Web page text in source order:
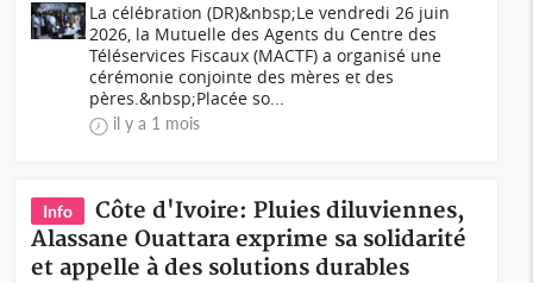
La célébration (DR)&nbsp;Le vendredi 26 juin
2026, la Mutuelle des Agents du Centre des
Téléservices Fiscaux (MACTF) a organisé une
cérémonie conjointe des mères et des
pères.&nbsp;Placée so...
il y a 1 mois
Info
Côte d'Ivoire: Pluies diluviennes,
Alassane Ouattara exprime sa solidarité
et appelle à des solutions durables